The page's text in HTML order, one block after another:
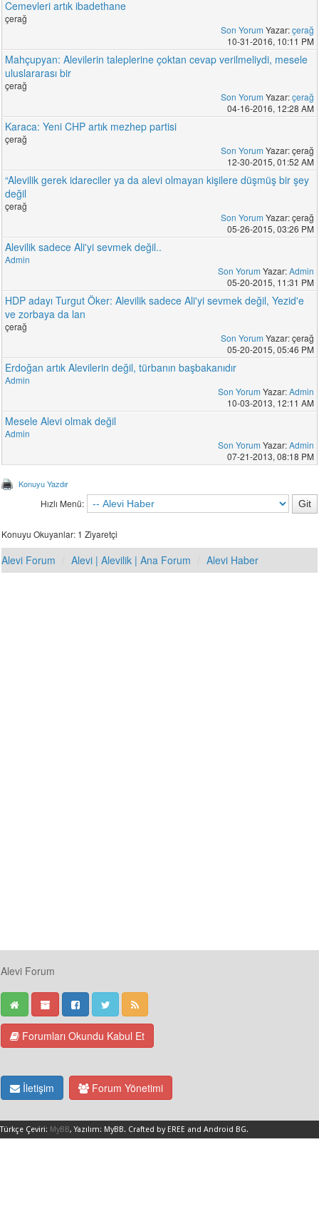
Cemevleri artık ibadethane
çerağ
Son Yorum Yazar:çerağ
10-31-2016, 10:11 PM
Mahçupyan: Alevilerin taleplerine çoktan cevap verilmeliydi, mesele
uluslararası bir
çerağ
Son Yorum Yazar:çerağ
04-16-2016, 12:28 AM
Karaca: Yeni CHP artık mezhep partisi
çerağ
Son Yorum Yazar: çerağ
12-30-2015, 01:52 AM
“Alevilik gerek idareciler ya da alevi olmayan kişilere düşmüş bir şey
değil
çerağ
Son Yorum Yazar: çerağ
05-26-2015, 03:26 PM
Alevilik sadece Ali'yi sevmek değil..
Admin
Son Yorum Yazar:Admin
05-20-2015, 11:31 PM
HDP adayı Turgut Öker: Alevilik sadece Ali'yi sevmek değil, Yezid'e
ve zorbaya da lan
çerağ
Son Yorum Yazar: çerağ
05-20-2015, 05:46 PM
Erdoğan artık Alevilerin değil, türbanın başbakanıdır
Admin
Son Yorum Yazar:Admin
10-03-2013, 12:11 AM
Mesele Alevi olmak değil
Admin
Son Yorum Yazar:Admin
07-21-2013, 08:18 PM
Konuyu Yazdır
Hızlı Menü:
Konuyu Okuyanlar: 1 Ziyaretçi
Alevi Forum Alevi | Alevilik | Ana Forum Alevi Haber
Alevi Forum
Forumları Okundu Kabul Et
İletişim Forum Yönetimi
Türkçe Çeviri: MyBB, Yazılım: MyBB. Crafted by EREE and Android BG.